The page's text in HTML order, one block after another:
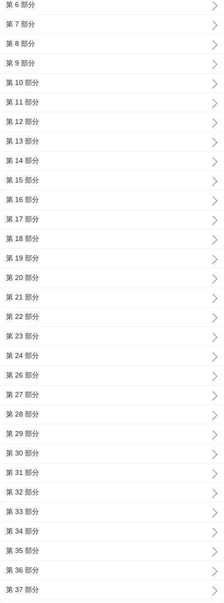
第 6 部分
第 7 部分
第 8 部分
第 9 部分
第 10 部分
第 11 部分
第 12 部分
第 13 部分
第 14 部分
第 15 部分
第 16 部分
第 17 部分
第 18 部分
第 19 部分
第 20 部分
第 21 部分
第 22 部分
第 23 部分
第 24 部分
第 26 部分
第 27 部分
第 28 部分
第 29 部分
第 30 部分
第 31 部分
第 32 部分
第 33 部分
第 34 部分
第 35 部分
第 36 部分
第 37 部分